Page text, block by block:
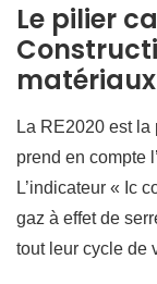
Le pilier
matériaux
La RE2020 est
prend en compte l’
L’indicateur « Ic
gaz à effet de
tout leur cycle de